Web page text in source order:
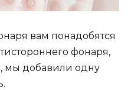
вам понадобятся
фонаря,
мы добавили одну